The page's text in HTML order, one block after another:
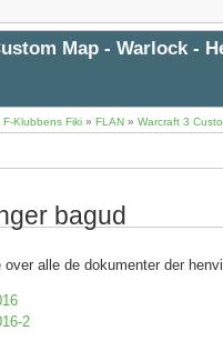
Map - Warlock -
F-Klubbens Fiki» FLAN» Warcraft 3
bagud
over alle de dokumenter der
2